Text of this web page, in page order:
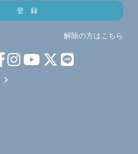
解除の方はこちら